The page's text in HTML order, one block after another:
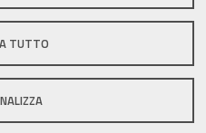
TUTTO
di Zola Predosa